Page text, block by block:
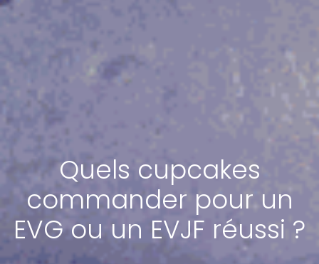
Quels cupcakes
commander pour un
EVG ou un EVJF réussi ?